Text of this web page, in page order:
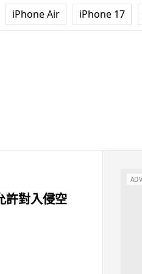
iPhone Air iPhone 17
許對入侵空